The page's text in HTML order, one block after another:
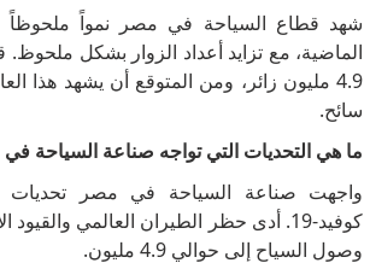
شهد قطاع السياحة في مصر نمواً ملحوظاً
الماضية، مع تزايد أعداد الزوار بشكل ملحوظ.
سائح.
ما هي التحديات التي تواجه صناعة السياحة في
واجهت صناعة السياحة في مصر تحديات
كوفيد-19.
أدى حظر الطيران العالمي والقيود
وصول السياح إلى حوالي 4.9 مليون.